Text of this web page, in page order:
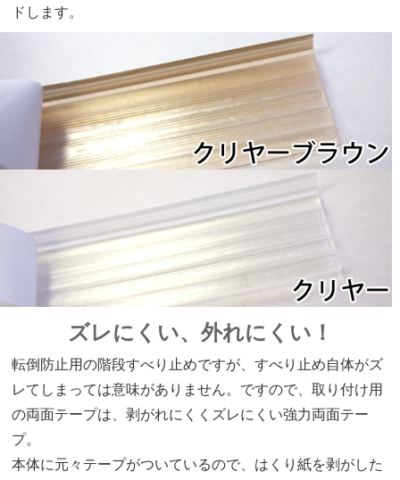
ドします。
ズレにくい、外れにくい！
転倒防止用の階段すべり止めですが、すべり止め自体がズ
レてしまっては意味がありません。ですので、取り付け用
の両面テープは、剥がれにくくズレにくい強力両面テー
プ。
本体に元々テープがついているので、はくり紙を剥がした